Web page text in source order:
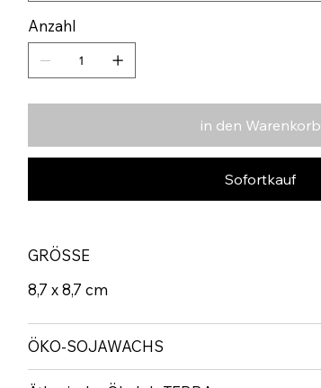
Anzahl
in den Warenkorb
Sofortkauf
GRÖSSE
8,7 x 8,7 cm
ÖKO-SOJAWACHS